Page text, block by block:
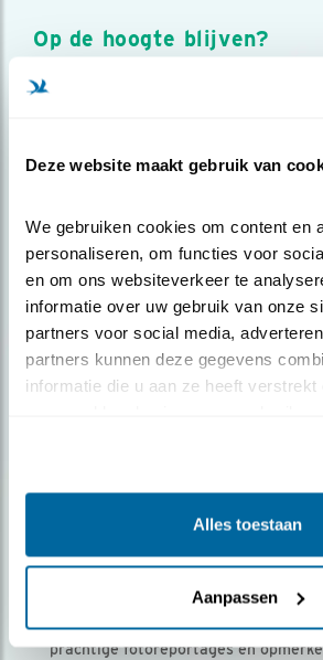
Deze website maakt gebruik van
We gebruiken cookies om content en
personaliseren, om functies voor
en om ons websiteverkeer te
informatie over uw gebruik van onze
partners voor social media,
partners kunnen deze gegevens
informatie die u aan ze heeft verstrekt
Alles toestaan
Aanpassen
Op de hoogte blijven?
Meld je aan en ontvang nieuws,
over vogels en activiteiten van
Ontvang 5 x Vogels voor €
Vogels is het tijdschrift voor onze
prachtige fotoreportages en